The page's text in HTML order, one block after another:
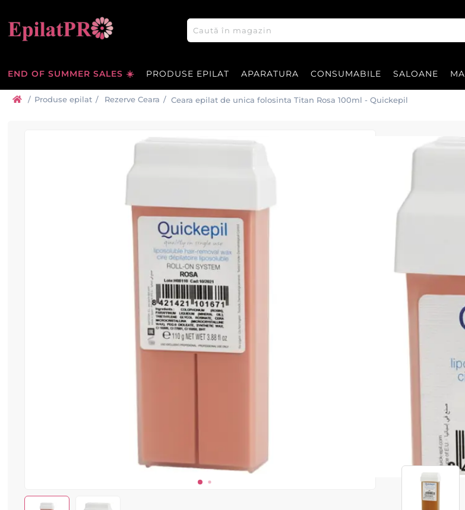
END OF SUMMER SALES ☀️ PRODUSE EPILAT APARATURA CONSUMABILE SALOANE
/ Produse epilat / Rezerve Ceara / Ceara epilat de unica folosinta Titan Rosa 100ml - Quickepil
Ceara
100ml
Cod produs:
Stoc epuizat
Anunță-
Produse similare